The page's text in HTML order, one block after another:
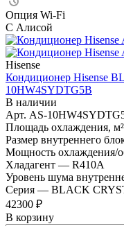
Опция Wi-Fi
С Алисой
Hisense
Кондиционер Hisense
10HW4SYDTG5B
В наличии
Арт. AS-
Площадь охлаждения, м²
Размер внутреннего
Мощность охлаждения/
Хладагент — R410A
Уровень шума
Серия — BLACK
42300 ₽
В корзину